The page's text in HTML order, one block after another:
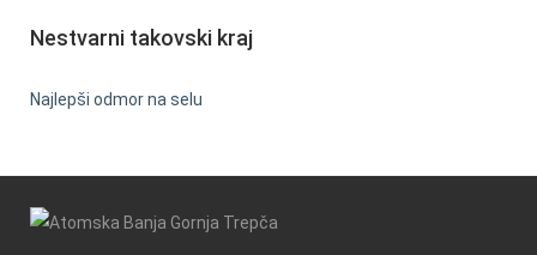
Nestvarni takovski kraj
Najlepši odmor na selu